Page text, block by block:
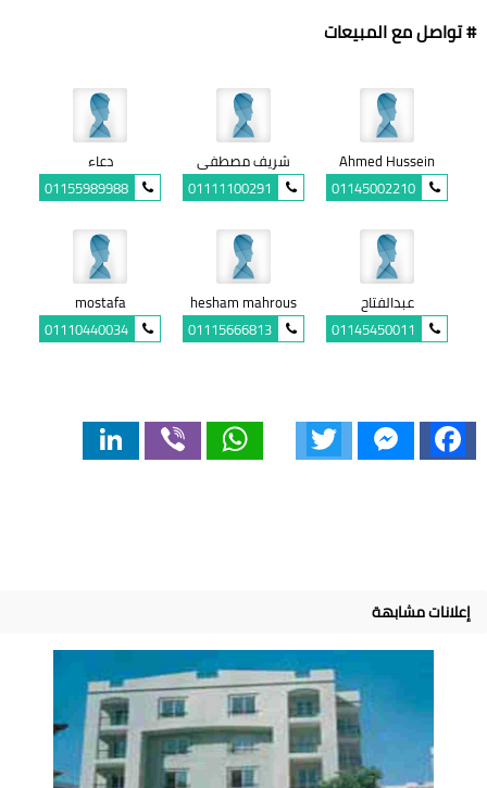
# تواصل مع المبيعات
Ahmed Hussein
01145002210
شريف مصطفى
01111100291
دعاء
01155989988
عبدالفتاح
01145450011
hesham mahrous
01115666813
mostafa
01110440034
Facebook
Messenger
WhatsApp
إعلانات مشابهة